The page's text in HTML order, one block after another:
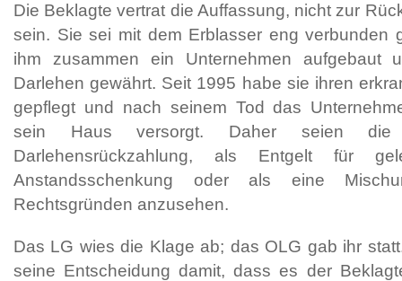
Die Beklagte vertrat die Auffassung, nicht zur
sein. Sie sei mit dem Erblasser eng verbunden
ihm zusammen ein Unternehmen aufgebaut
Darlehen gewährt. Seit 1995 habe sie ihren
gepflegt und nach seinem Tod das
sein Haus versorgt. Daher seien
Darlehensrückzahlung, als Entgelt für
Anstandsschenkung oder als eine
Rechtsgründen anzusehen.
Das LG wies die Klage ab; das OLG gab ihr
seine Entscheidung damit, dass es der